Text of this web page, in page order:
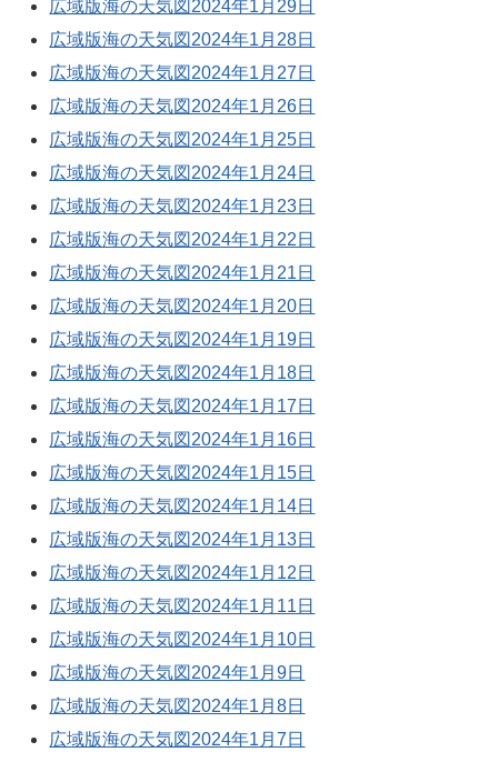
広域版海の天気図2024年1月29日
広域版海の天気図2024年1月28日
広域版海の天気図2024年1月27日
広域版海の天気図2024年1月26日
広域版海の天気図2024年1月25日
広域版海の天気図2024年1月24日
広域版海の天気図2024年1月23日
広域版海の天気図2024年1月22日
広域版海の天気図2024年1月21日
広域版海の天気図2024年1月20日
広域版海の天気図2024年1月19日
広域版海の天気図2024年1月18日
広域版海の天気図2024年1月17日
広域版海の天気図2024年1月16日
広域版海の天気図2024年1月15日
広域版海の天気図2024年1月14日
広域版海の天気図2024年1月13日
広域版海の天気図2024年1月12日
広域版海の天気図2024年1月11日
広域版海の天気図2024年1月10日
広域版海の天気図2024年1月9日
広域版海の天気図2024年1月8日
広域版海の天気図2024年1月7日